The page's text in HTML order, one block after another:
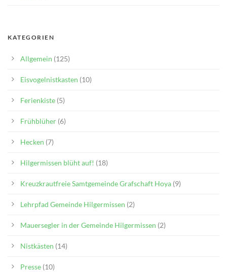
KATEGORIEN
Allgemein (125)
Eisvogelnistkasten (10)
Ferienkiste (5)
Frühblüher (6)
Hecken (7)
Hilgermissen blüht auf! (18)
Kreuzkrautfreie Samtgemeinde Grafschaft Hoya (9)
Lehrpfad Gemeinde Hilgermissen (2)
Mauersegler in der Gemeinde Hilgermissen (2)
Nistkästen (14)
Presse (10)